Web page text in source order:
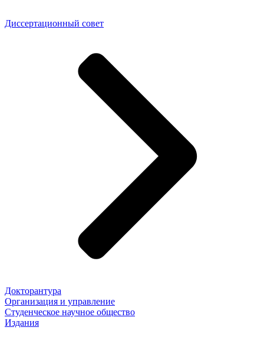
Диссертационный совет
Докторантура
Организация и управление
Студенческое научное общество
Издания